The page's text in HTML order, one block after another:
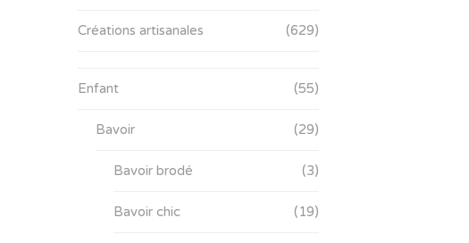
Créations artisanales (629)
Enfant (55)
Bavoir (29)
Bavoir brodé (3)
Bavoir chic (19)